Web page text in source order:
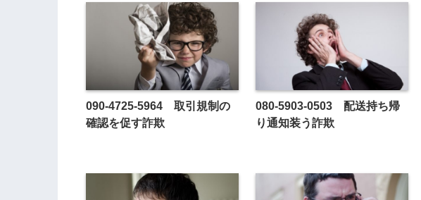
090-4725-5964 取引規制の
確認を促す詐欺
080-5903-0503 配送持ち帰
り通知装う詐欺